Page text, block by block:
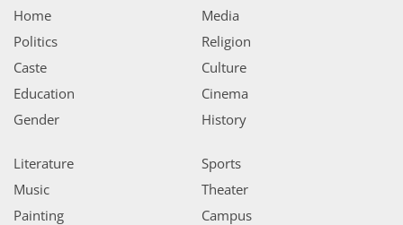
Home
Politics
Caste
Education
Gender
Media
Religion
Culture
Cinema
History
Literature
Music
Painting
Sports
Theater
Campus